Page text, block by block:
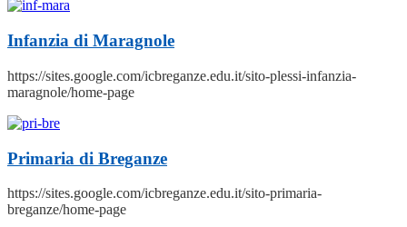
Infanzia di Maragnole
https://sites.google.com/icbreganze.edu.it/sito-plessi-infanzia-
maragnole/home-page
Primaria di Breganze
https://sites.google.com/icbreganze.edu.it/sito-primaria-
breganze/home-page